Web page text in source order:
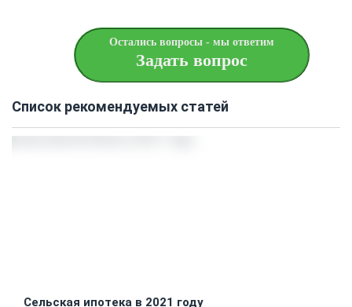
Остались вопросы - мы ответим
Задать вопрос
Список рекомендуемых статей
Сельская ипотека в 2021 году